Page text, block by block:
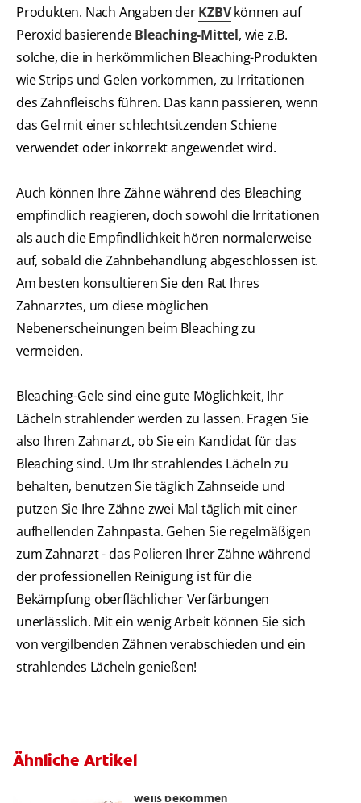
Produkten. Nach Angaben derKZBVkönnen auf
Peroxid basierendeBleaching-Mittel, wie z.B.
solche, die in herkömmlichen Bleaching-Produkten
wie Strips und Gelen vorkommen, zu Irritationen
des Zahnfleischs führen. Das kann passieren, wenn
das Gel mit einer schlechtsitzenden Schiene
verwendet oder inkorrekt angewendet wird.
Auch können Ihre Zähne während des Bleaching
empfindlich reagieren, doch sowohl die Irritationen
als auch die Empfindlichkeit hören normalerweise
auf, sobald die Zahnbehandlung abgeschlossen ist.
Am besten konsultieren Sie den Rat Ihres
Zahnarztes, um diese möglichen
Nebenerscheinungen beim Bleaching zu
vermeiden.
Bleaching-Gele sind eine gute Möglichkeit, Ihr
Lächeln strahlender werden zu lassen. Fragen Sie
also Ihren Zahnarzt, ob Sie ein Kandidat für das
Bleaching sind. Um Ihr strahlendes Lächeln zu
behalten, benutzen Sie täglich Zahnseide und
putzen Sie Ihre Zähne zwei Mal täglich mit einer
aufhellenden Zahnpasta. Gehen Sie regelmäßigen
zum Zahnarzt - das Polieren Ihrer Zähne während
der professionellen Reinigung ist für die
Bekämpfung oberflächlicher Verfärbungen
unerlässlich. Mit ein wenig Arbeit können Sie sich
von vergilbenden Zähnen verabschieden und ein
strahlendes Lächeln genießen!
Ähnliche Artikel
weiß bekommen